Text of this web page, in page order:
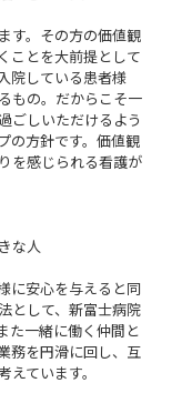
す。その方の価値観
ことを大前提として
院している患者様
もの。だからこそ一
ごしいただけるよう
の方針です。価値観
を感じられる看護が
な人
に安心を与えると同
として、新富士病院
た一緒に働く仲間と
務を円滑に回し、互
ています。